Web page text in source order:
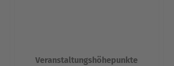
Veranstaltungshöhepunkte